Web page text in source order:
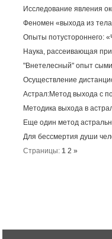
Исследование явления
Феномен «выхода из
Опыты потустороннего:
Наука, рассеивающая
"Внетелесный" опыт
Осуществление
Астрал:Метод выхода с
Методика выхода в
Еще один метод
Для бессмертия души
Страницы: 1 2 »